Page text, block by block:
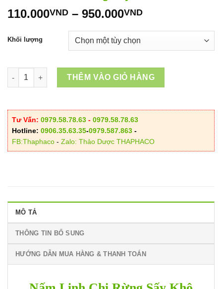
110.000VND – 950.000VNDKhoảng
110.000VND
950.000VND
Khối lượng
Nấm Linh Chi Rừng Sấy Khô số lượng
THÊM VÀO GIỎ HÀNG
Tư Vấn: 0979.58.78.63 - 0979.58.78.63
Hotline: 0906.35.63.35-0979.587.863 -
FB:Thaphaco - Zalo: Thảo Dược THAPHACO
MÔ TẢ
THÔNG TIN BỔ SUNG
HƯỚNG DẪN MUA HÀNG & THANH TOÁN